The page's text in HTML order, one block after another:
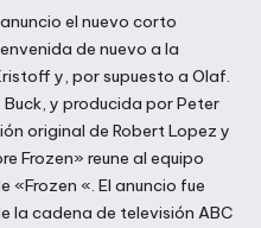
el nuevo corto
de nuevo a la
y, por supuesto a Olaf.
y producida por Peter
original de Robert Lopez y
Frozen» reune al equipo
«. El anuncio fue
la cadena de televisión ABC